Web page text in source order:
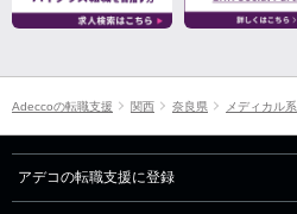
Adeccoの転職支援 関西 奈良県 メディカル系
アデコの転職支援に登録